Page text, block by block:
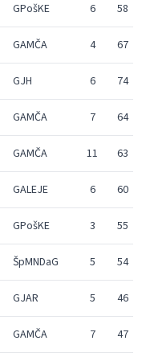
GPošKE 6 58
GAMČA 4 67
GJH 6 74
GAMČA 7 64
GAMČA 11 63
GALEJE 6 60
GPošKE 3 55
ŠpMNDaG 5 54
GJAR 5 46
GAMČA 7 47